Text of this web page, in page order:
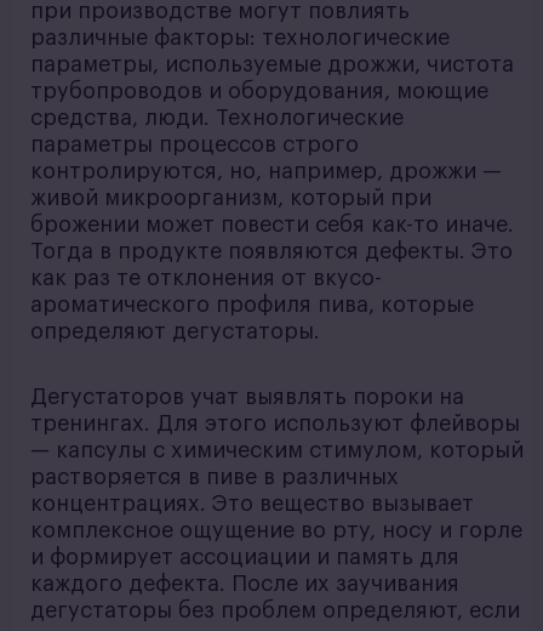
при производстве могут повлиять
различные факторы: технологические
параметры, используемые дрожжи, чистота
трубопроводов и оборудования, моющие
средства, люди. Технологические
параметры процессов строго
контролируются, но, например, дрожжи —
живой микроорганизм, который при
брожении может повести себя как-то иначе.
Тогда в продукте появляются дефекты. Это
как раз те отклонения от вкусо-
ароматического профиля пива, которые
определяют дегустаторы.
Дегустаторов учат выявлять пороки на
тренингах. Для этого используют флейворы
— капсулы с химическим стимулом, который
растворяется в пиве в различных
концентрациях. Это вещество вызывает
комплексное ощущение во рту, носу и горле
и формирует ассоциации и память для
каждого дефекта. После их заучивания
дегустаторы без проблем определяют, если